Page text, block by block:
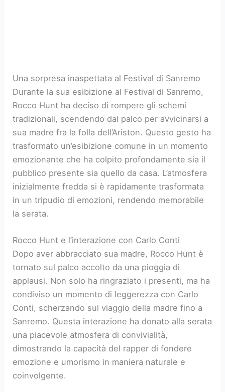
Una sorpresa inaspettata al Festival di Sanremo
Durante la sua esibizione al Festival di Sanremo,
Rocco Hunt ha deciso di rompere gli schemi
tradizionali, scendendo dal palco per avvicinarsi a
sua madre fra la folla dell’Ariston. Questo gesto ha
trasformato un’esibizione comune in un momento
emozionante che ha colpito profondamente sia il
pubblico presente sia quello da casa. L’atmosfera
inizialmente fredda si è rapidamente trasformata
in un tripudio di emozioni, rendendo memorabile
la serata.
Rocco Hunt e l’interazione con Carlo Conti
Dopo aver abbracciato sua madre, Rocco Hunt è
tornato sul palco accolto da una pioggia di
applausi. Non solo ha ringraziato i presenti, ma ha
condiviso un momento di leggerezza con Carlo
Conti, scherzando sul viaggio della madre fino a
Sanremo. Questa interazione ha donato alla serata
una piacevole atmosfera di convivialità,
dimostrando la capacità del rapper di fondere
emozione e umorismo in maniera naturale e
coinvolgente.